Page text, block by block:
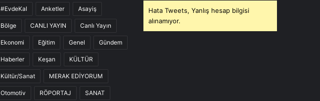
#EvdeKal Anketler Asayiş
Bölge CANLI YAYIN Canlı Yayın
Ekonomi Eğitim Genel Gündem
Haberler Keşan KÜLTÜR
Kültür/Sanat MERAK EDİYORUM
Otomotiv RÖPORTAJ SANAT
Hata Tweets, Yanlış hesap bilgisi
alınamıyor.